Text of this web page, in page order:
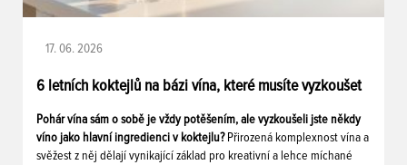
17. 06. 2026
6 letních koktejlů na bázi vína, které musíte vyzkoušet
Pohár vína sám o sobě je vždy potěšením, ale vyzkoušeli jste někdy
víno jako hlavní ingredienci v koktejlu? Přirozená komplexnost vína a
svěžest z něj dělají vynikající základ pro kreativní a lehce míchané